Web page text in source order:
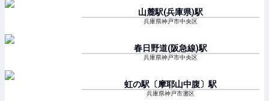
山麓駅(兵庫県)駅
兵庫県神戸市中央区
春日野道(阪急線)駅
兵庫県神戸市中央区
虹の駅〔摩耶山中腹〕 駅
兵庫県神戸市灘区